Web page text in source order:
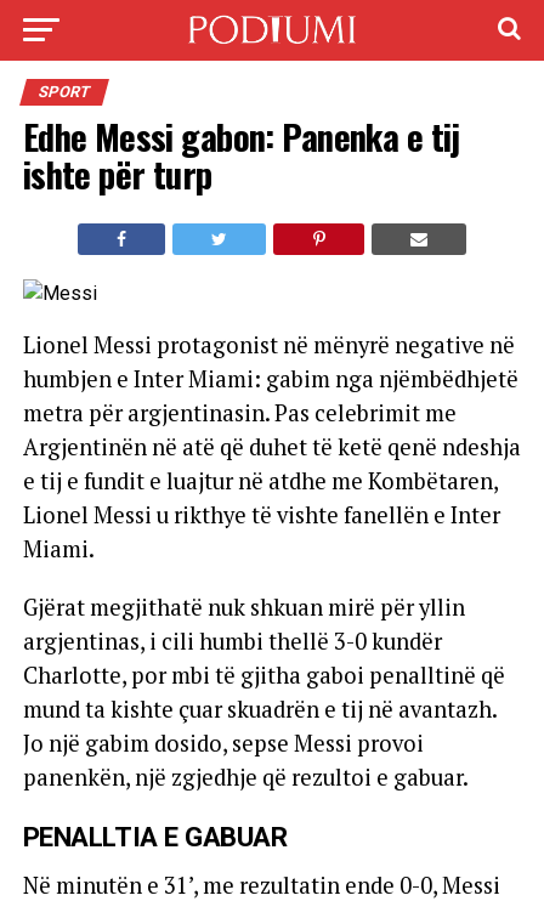
SPORT
Edhe Messi gabon: Panenka e tij
ishte për turp
Lionel Messi protagonist në mënyrë negative në
humbjen e Inter Miami: gabim nga njëmbëdhjetë
metra për argjentinasin. Pas celebrimit me
Argjentinën në atë që duhet të ketë qenë ndeshja
e tij e fundit e luajtur në atdhe me Kombëtaren,
Lionel Messi u rikthye të vishte fanellën e Inter
Miami.
Gjërat megjithatë nuk shkuan mirë për yllin
argjentinas, i cili humbi thellë 3-0 kundër
Charlotte, por mbi të gjitha gaboi penalltinë që
mund ta kishte çuar skuadrën e tij në avantazh.
Jo një gabim dosido, sepse Messi provoi
panenkën, një zgjedhje që rezultoi e gabuar.
PENALLTIA E GABUAR
Në minutën e 31’, me rezultatin ende 0-0, Messi